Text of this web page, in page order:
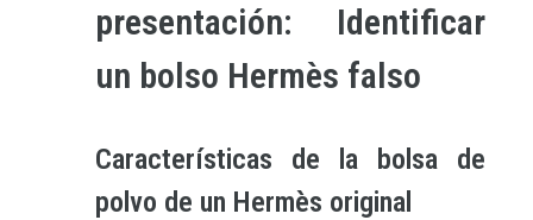
presentación: Identificar
un bolso Hermès falso
Características de la bolsa de
polvo de un Hermès original